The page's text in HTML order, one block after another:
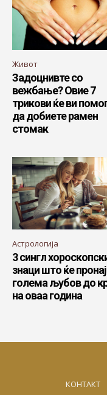
Живот
Задоцнивте со
вежбање? Овие 7
трикови ќе ви
да добиете рамен
стомак
Астрологија
3 сингл
знаци што ќе
голема љубов до
на оваа година
КОНТАКТ